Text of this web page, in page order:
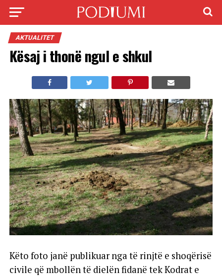
AKTUALITET
Kësaj i thonë ngul e shkul
Këto foto janë publikuar nga të rinjtë e shoqërisë
civile që mbollën të dielën fidanë tek Kodrat e